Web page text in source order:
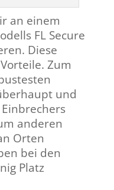
an einem
FL Secure
Diese
Zum
und
anderen
Orten
bei den
Platz